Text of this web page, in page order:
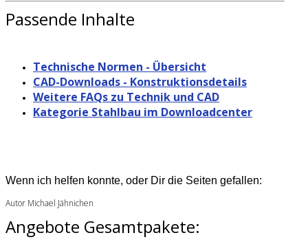
Passende Inhalte
Technische Normen - Übersicht
CAD-Downloads - Konstruktionsdetails
Weitere FAQs zu Technik und CAD
Kategorie Stahlbau im Downloadcenter
Wenn ich helfen konnte, oder Dir die Seiten gefallen:
Autor Michael Jähnichen
Angebote Gesamtpakete: